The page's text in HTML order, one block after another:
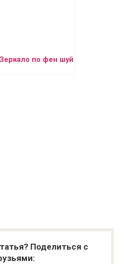
Зеркало по фен шуй
Поделиться с